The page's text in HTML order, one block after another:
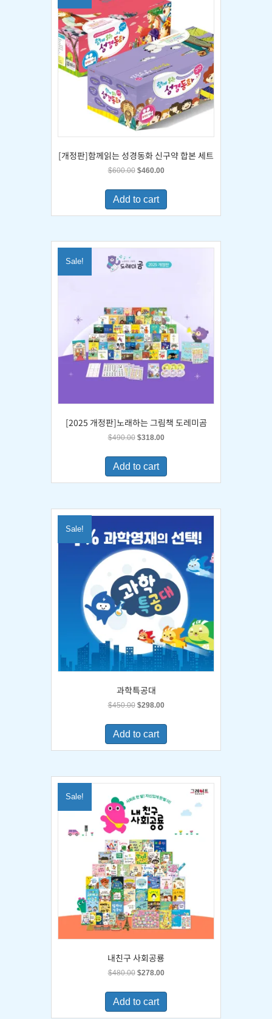
[개정판]함께읽는 성경동화 신구약 합본 세트
$600.00 Original
was:
$600.00.
$460.00Current
is:
Add to cart
Sale!
[2025 개정판]노래하는 그림책 도레미곰
$490.00 Original
was:
$490.00.
$318.00Current
is:
Add to cart
Sale!
과학특공대
$450.00 Original
was:
$450.00.
$298.00Current
is:
Add to cart
Sale!
내친구 사회공룡
$480.00 Original
was:
$480.00.
$278.00Current
is:
Add to cart